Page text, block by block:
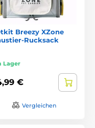
Breezy XZone
Rucksack
Lager
€
Vergleichen